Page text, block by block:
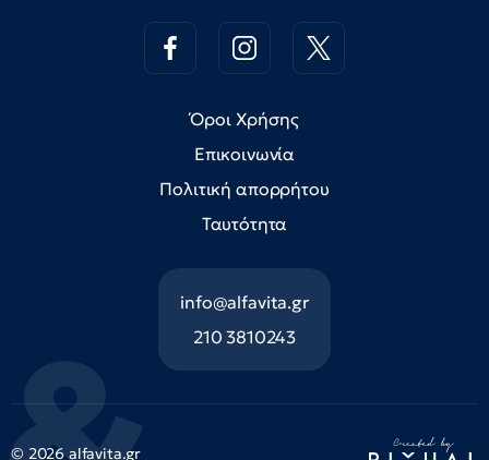
Όροι Χρήσης
Επικοινωνία
Πολιτική απορρήτου
Ταυτότητα
info@alfavita.gr
210 3810243
© 2026 alfavita.gr